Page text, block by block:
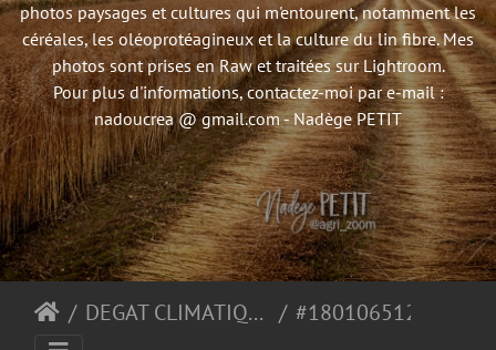
photos paysages et cultures qui m'entourent, notamment les
céréales, les oléoprotéagineux et la culture du lin fibre. Mes
photos sont prises en Raw et traitées sur Lightroom.
Pour plus d'informations, contactez-moi par e-mail :
nadoucrea @ gmail.com - Nadège PETIT
DEGAT CLIMATIQUE